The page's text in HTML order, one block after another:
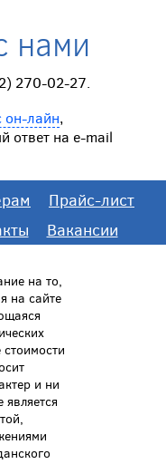
нами
270-02-27.
он-лайн,
ответ на e-mail
Прайс-лист
Вакансии
на то,
на сайте
и ни
является